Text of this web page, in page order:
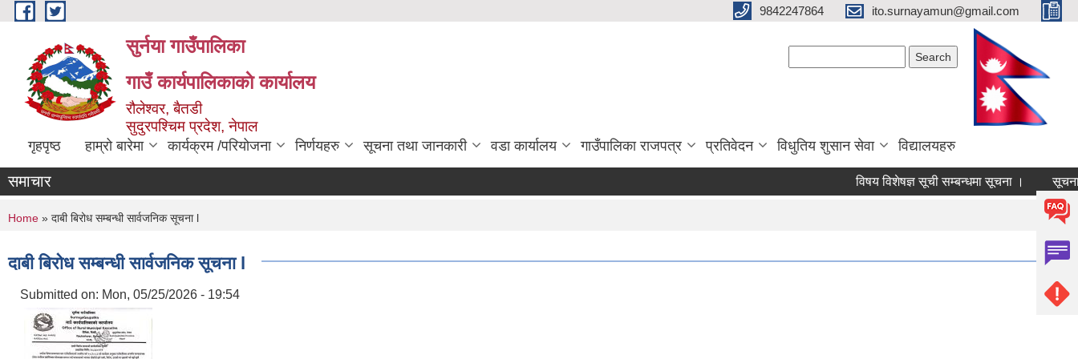
Skip to main content 9842247864 ito.surnayamun@gmail.com
सुर्नया गाउँपालिका
गाउँ कार्यपालिकाकाे कार्यालय
रौलेश्वर, बैतडी
सुदुरपश्चिम प्रदेश, नेपाल
गृहपृष्ठ हाम्रो बारेमा कार्यक्रम /परियोजना निर्णयहरु सूचना तथा जानकारी वडा कार्यालय गाउँपालिका राजपत्र प्रतिवेदन विधुतिय शुसान सेवा विद्यालयहरु
समाचार विषय विशेषज्ञ सूची सम्बन्धमा सूचना ।
You are here
Home » दाबी बिरोध सम्बन्धी सार्वजनिक सूचना l
दाबी बिरोध सम्बन्धी सार्वजनिक सूचना l
Submitted on: Mon, 05/25/2026 - 19:54